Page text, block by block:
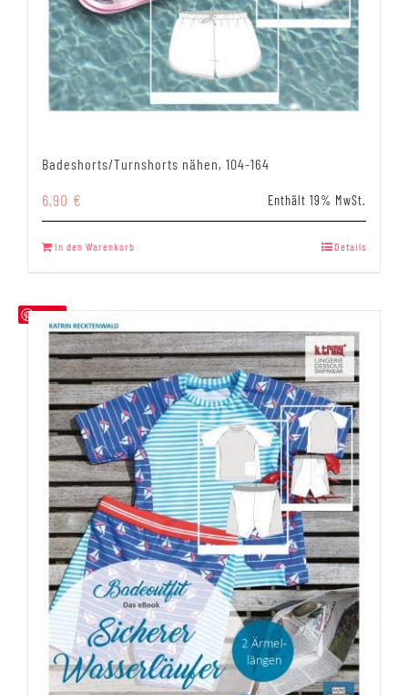
Badeshorts/Turnshorts nähen, 104-164
6,90 € Enthält 19% MwSt.
In den Warenkorb Details
Save